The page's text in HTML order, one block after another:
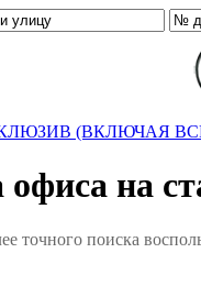
(ВКЛЮЧАЯ
на
точного поиска